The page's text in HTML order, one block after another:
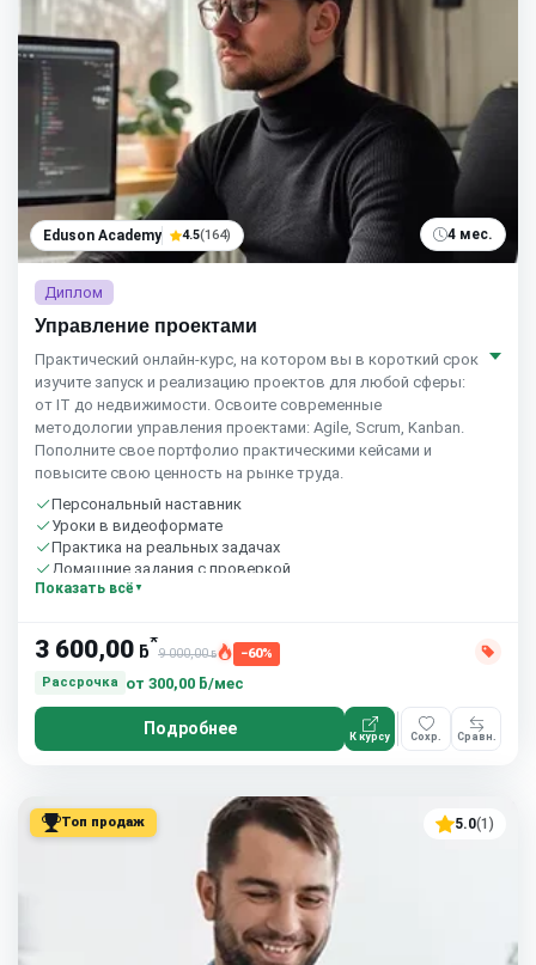
Eduson Academy 4.5(164) 4 мес.
Диплом
Управление проектами
Практический онлайн-курс, на котором вы в короткий срок
изучите запуск и реализацию проектов для любой сферы:
от IT до недвижимости. Освоите современные
методологии управления проектами: Agile, Scrum, Kanban.
Пополните свое портфолио практическими кейсами и
повысите свою ценность на рынке труда.
Персональный наставник
Уроки в видеоформате
Практика на реальных задачах
Домашние задания с проверкой
Бесплатный пробный урок
Показать всё
3 600,00 ƃ*
9 000,00ƃ
−60%
Рассрочка
от 300,00 ƃ/мес
Подробнее К курсу Сохр. Сравн.
Топ продаж 5.0(1)